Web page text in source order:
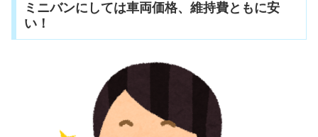
ミニバンにしては車両価格、維持費ともに安
い！